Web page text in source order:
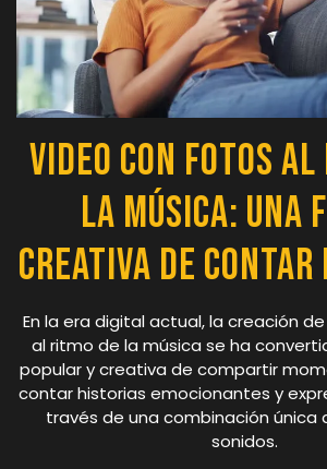
Video con Fotos al
la Música: Una
Creativa de
En la era digital actual, la creación
al ritmo de la música se ha
popular y creativa de compartir
contar historias emocionantes y
través de una combinación única
sonidos.